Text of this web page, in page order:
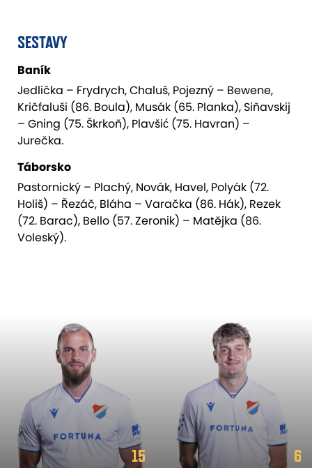
SESTAVY
Baník
Jedlička – Frydrych, Chaluš, Pojezný – Bewene,
Kričfaluši (86. Boula), Musák (65. Planka), Siňavskij
– Gning (75. Škrkoň), Plavšić (75. Havran) –
Jurečka.
Táborsko
Pastornický – Plachý, Novák, Havel, Polyák (72.
Holiš) – Řezáč, Bláha – Varačka (86. Hák), Rezek
(72. Barac), Bello (57. Zeronik) – Matějka (86.
Voleský).
15 6